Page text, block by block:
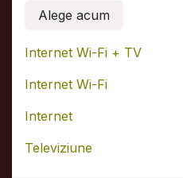
Alege acum
Internet Wi-Fi + TV
Internet Wi-Fi
Internet
Televiziune